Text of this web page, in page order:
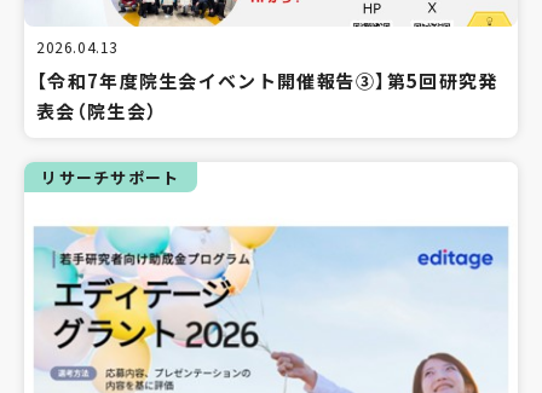
2026.04.13
【令和7年度院生会イベント開催報告③】第5回研究発
表会（院生会）
リサーチサポート